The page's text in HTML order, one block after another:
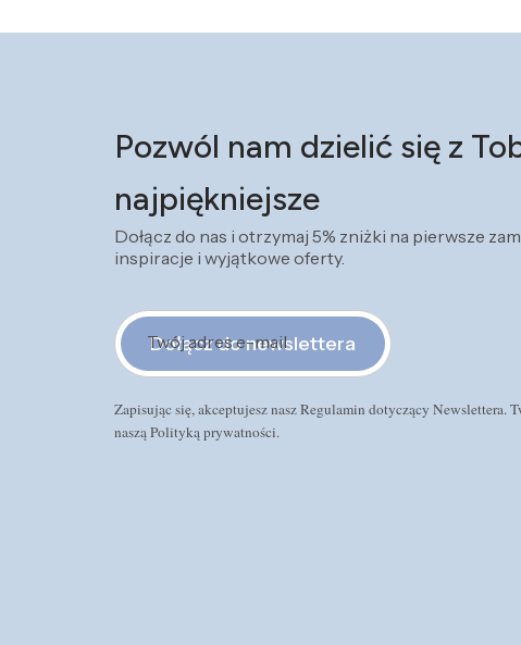
Pozwól nam dzielić się z
najpiękniejsze
Dołącz do nas i otrzymaj 5% zniżki na pierwsze
inspiracje i wyjątkowe oferty.
Twój adres e-mail
Dołącz do newslettera
Zapisując się, akceptujesz nasz Regulamin dotyczący Newslettera.
naszą Polityką prywatności.